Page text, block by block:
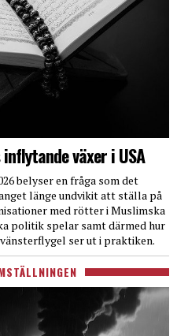
växer i USA
belyser en fråga som det
länge undvikit att ställa på
med rötter i Muslimska
politik spelar samt därmed hur
ser ut i praktiken.